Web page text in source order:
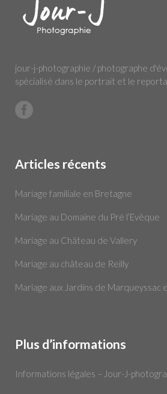
jour-j-photographie / photographe
spécialisé dans le portrait et le
Articles récents
Mariage familiale en Bretagne
Mariage au Domaine du Pré l’Evêque
Mariage au Château de Vallery
Mariage au château de Reilly
Mariage aux Jardins de Marqueyssac
Plus d’informations
Informations légales – Jour-J-